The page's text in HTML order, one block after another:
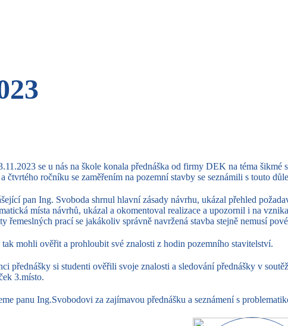
se u nás na škole konala přednáška od firmy DEK na téma
čtvrtého ročníku se zaměřením na pozemní stavby se seznámili s touto
pan Ing. Svoboda shrnul hlavní zásady návrhu, ukázal přehled
místa návrhů, ukázal a okomentoval realizace a upozornil i na
řemeslných prací se jakákoliv správně navržená stavba stejně nemusí
tak mohli ověřit a prohloubit své znalosti z hodin pozemního stavitelství.
přednášky si studenti ověřili svoje znalosti a sledování přednášky v
3.místo.
panu Ing.Svobodovi za zajímavou přednášku a seznámení s